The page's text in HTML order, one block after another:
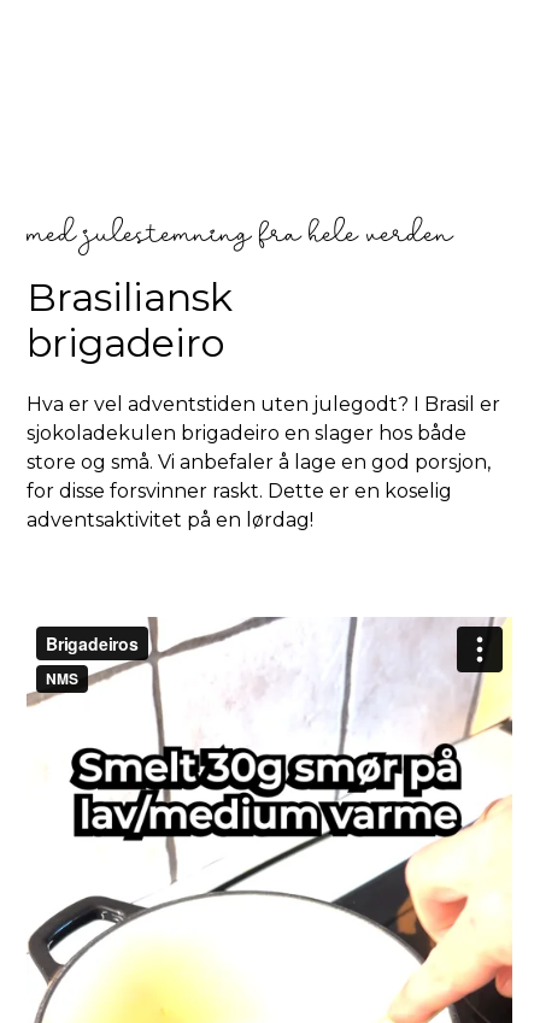
med julestemning fra hele verden
Brasiliansk
brigadeiro
Hva er vel adventstiden uten julegodt? I Brasil er
sjokoladekulen brigadeiro en slager hos både
store og små. Vi anbefaler å lage en god porsjon,
for disse forsvinner raskt. Dette er en koselig
adventsaktivitet på en lørdag!